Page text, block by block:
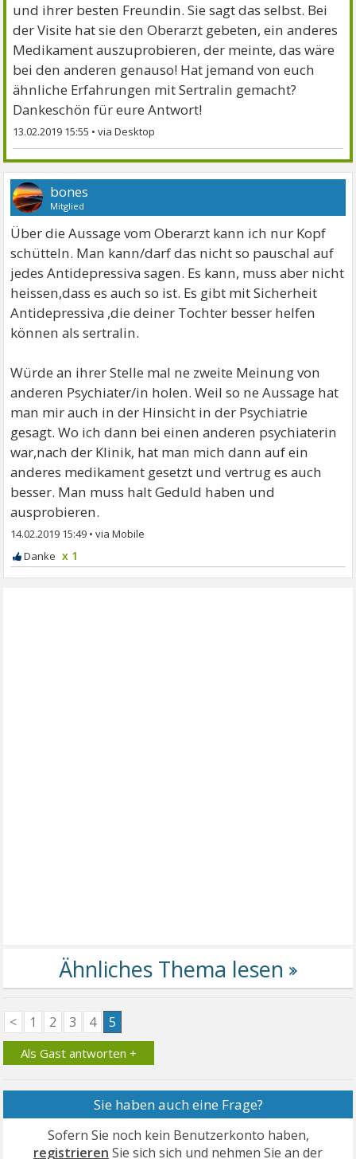
und ihrer besten Freundin. Sie sagt das selbst. Bei
der Visite hat sie den Oberarzt gebeten, ein anderes
Medikament auszuprobieren, der meinte, das wäre
bei den anderen genauso! Hat jemand von euch
ähnliche Erfahrungen mit Sertralin gemacht?
Dankeschön für eure Antwort!
13.02.2019 15:55 •
bones
Mitglied
Über die Aussage vom Oberarzt kann ich nur Kopf
schütteln. Man kann/darf das nicht so pauschal auf
jedes Antidepressiva sagen. Es kann, muss aber nicht
heissen,dass es auch so ist. Es gibt mit Sicherheit
Antidepressiva ,die deiner Tochter besser helfen
können als sertralin.
Würde an ihrer Stelle mal ne zweite Meinung von
anderen Psychiater/in holen. Weil so ne Aussage hat
man mir auch in der Hinsicht in der Psychiatrie
gesagt. Wo ich dann bei einen anderen psychiaterin
war,nach der Klinik, hat man mich dann auf ein
anderes medikament gesetzt und vertrug es auch
besser. Man muss halt Geduld haben und
ausprobieren.
14.02.2019 15:49 •
x 1
< 1 2 3 4 5
Als Gast antworten +
Sie haben auch eine Frage?
Sofern Sie noch kein Benutzerkonto haben,
registrieren Sie sich sich und nehmen Sie an der